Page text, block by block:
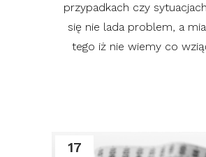
przypadkach czy
się nie lada problem, a
tego iż nie wiemy co
17